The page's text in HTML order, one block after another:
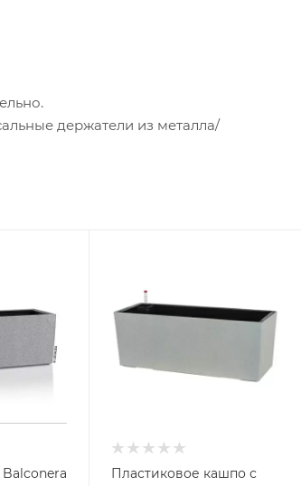
держатели из металла/
Пластиковое кашпо с